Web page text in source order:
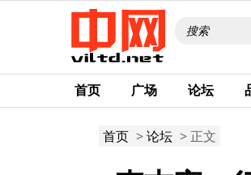
首页 广场 论坛
首页 >论坛 > 正文